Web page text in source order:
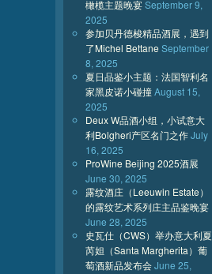
橄榄主题晚宴September 9,
2025
参加贝丹德梭精品酒展，遇到
了Michel Bettane September
8, 2025
夏日品鉴小主题：法国智利名
家黑皮诺小碰撞August 15,
2025
Deux W品酒小组，小试意大
利Bolgheri产区名门之作July
16, 2025
ProWine Beijing 2025酒展
June 30, 2025
露纹酒庄（Leeuwin Estate）
的露纹艺术系列庄主品鉴晚宴
June 28, 2025
史瓦仕（CWS）举办意大利夏
芮妲（Santa Margherita）葡
萄酒新品发布会June 25,